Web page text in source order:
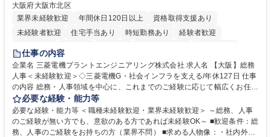
大阪府大阪市北区
業界未経験歓迎
年間休日120日以上
資格取得支援あり
未経験者歓迎
住宅手当あり 時短勤務あり
経験者歓迎
退職金あり
駅近5分以内
土日祝休み 服装自由 寮・社宅あり 食事補助あり
仕事の内容
企業名 三菱電機プラントエンジニアリング株式会社 求人名 【大阪】総務
人事＜未経験歓迎＞◇三菱電機G・社会インフラを支える/年休127日 仕事
の内容 総務・人事領域を中心に、これまでのご経験に応じて幅広くお任せ
します。 ＜具体的には＞ ・総務/人事労務（給与・社保・勤怠管理など）
・採用・教育研修 ・福利厚生運用 など ※基本的には事務所勤務ですが、
採用や教育等の業務内容により、関西圏以外への日帰り・宿泊を伴う国内
出張もございます。 ※担当業務を持ちつつ、お互いに助け合いながら、総
必要な経験・能力等
必要な経験・能力等 ＜職種未経験歓迎・業界未経験歓迎＞ ～総務、人事
のご経験が無い方でも、意欲のある方であれば未経験OK～ ■歓迎条件：総
務、人事のご経験をお持ちの方（業界不問） ■求める人物像：・社内外の